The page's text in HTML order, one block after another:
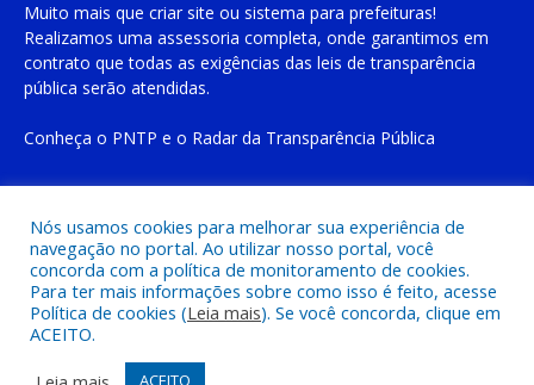
Muito mais que criar site ou sistema para prefeituras!
Realizamos uma assessoria completa, onde garantimos em
contrato que todas as exigências das leis de transparência
pública serão atendidas.
Conheça o PNTP e o Radar da Transparência Pública
Todos os direitos reservados a Prefeitura Municipal de Cachoeira
do Piriá
Mapa do Site
Acessar o Webmail
Nós usamos cookies para melhorar sua experiência de
navegação no portal. Ao utilizar nosso portal, você
concorda com a política de monitoramento de cookies.
Para ter mais informações sobre como isso é feito, acesse
Política de cookies (Leia mais). Se você concorda, clique em
ACEITO.
ACEITO